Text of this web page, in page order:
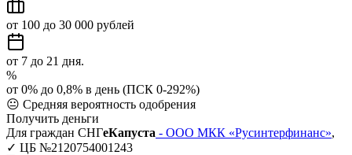
от 100 до 30 000 рублей
от 7 до 21 дня.
%
от 0% до 0,8% в день (ПСК 0-292%)
😐 Средняя вероятность одобрения
Получить деньги
Для граждан СНГеКапуста - ООО МКК «Русинтерфинанс»,
✓ ЦБ №2120754001243